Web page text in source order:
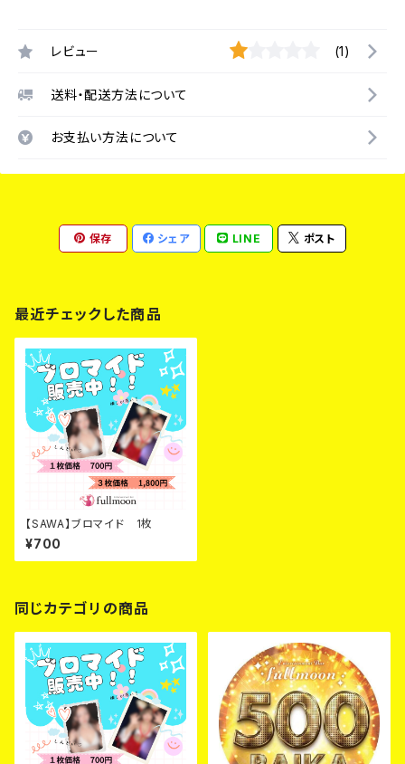
レビュー (1)
送料・配送方法について
お支払い方法について
保存 シェア LINE ポスト
最近チェックした商品
【SAWA】ブロマイド 1枚
¥700
同じカテゴリの商品